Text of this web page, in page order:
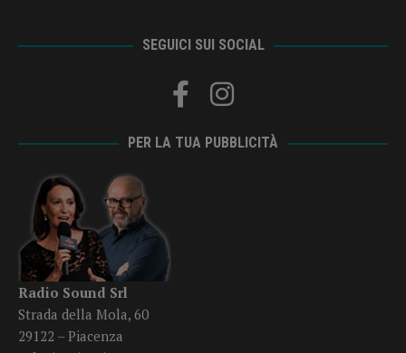
SEGUICI SUI SOCIAL
PER LA TUA PUBBLICITÀ
Radio Sound Srl
Strada della Mola, 60
29122 – Piacenza